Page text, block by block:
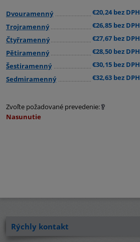
Dvouramenný €20,24 bez DPH
Trojramenný €26,85 bez DPH
Čtyřramenný €27,67 bez DPH
Pětiramenný €28,50 bez DPH
Šestiramenný €30,15 bez DPH
Sedmiramenný €32,63 bez DPH
Zvoľte požadované prevedenie:
Nasunutie
Rýchly kontakt